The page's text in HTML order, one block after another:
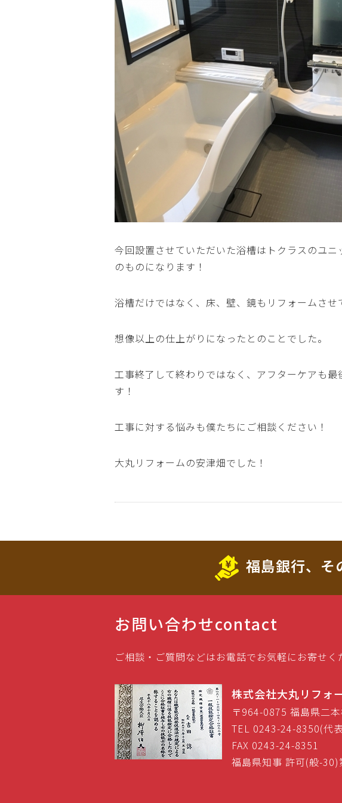
今回設置させていただいた浴槽はトクラスのユ
のものになります！
浴槽だけではなく、床、壁、鏡もリフォームさせ
想像以上の仕上がりになったとのことでした。
工事終了して終わりではなく、アフターケアも
す！
工事に対する悩みも僕たちにご相談ください！
大丸リフォームの安津畑でした！
福島銀行、そ
お問い合わせcontact
ご相談・ご質問などはお電話でお気軽にお寄せく
株式会社大丸リフォ
〒964-0875 福島県二
TEL 0243-24-8350(代
FAX 0243-24-8351
福島県知事 許可(般-